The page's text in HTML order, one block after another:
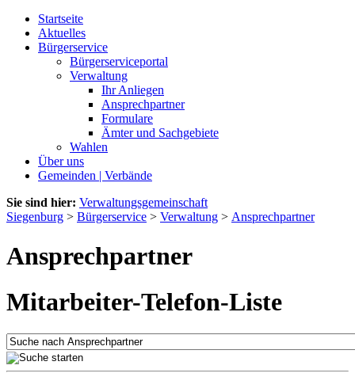
Startseite
Aktuelles
Bürgerservice
Bürgerserviceportal
Verwaltung
Ihr Anliegen
Ansprechpartner
Formulare
Ämter und Sachgebiete
Wahlen
Über uns
Gemeinden | Verbände
Sie sind hier: Verwaltungsgemeinschaft
Siegenburg > Bürgerservice > Verwaltung > Ansprechpartner
Ansprechpartner
Mitarbeiter-Telefon-Liste